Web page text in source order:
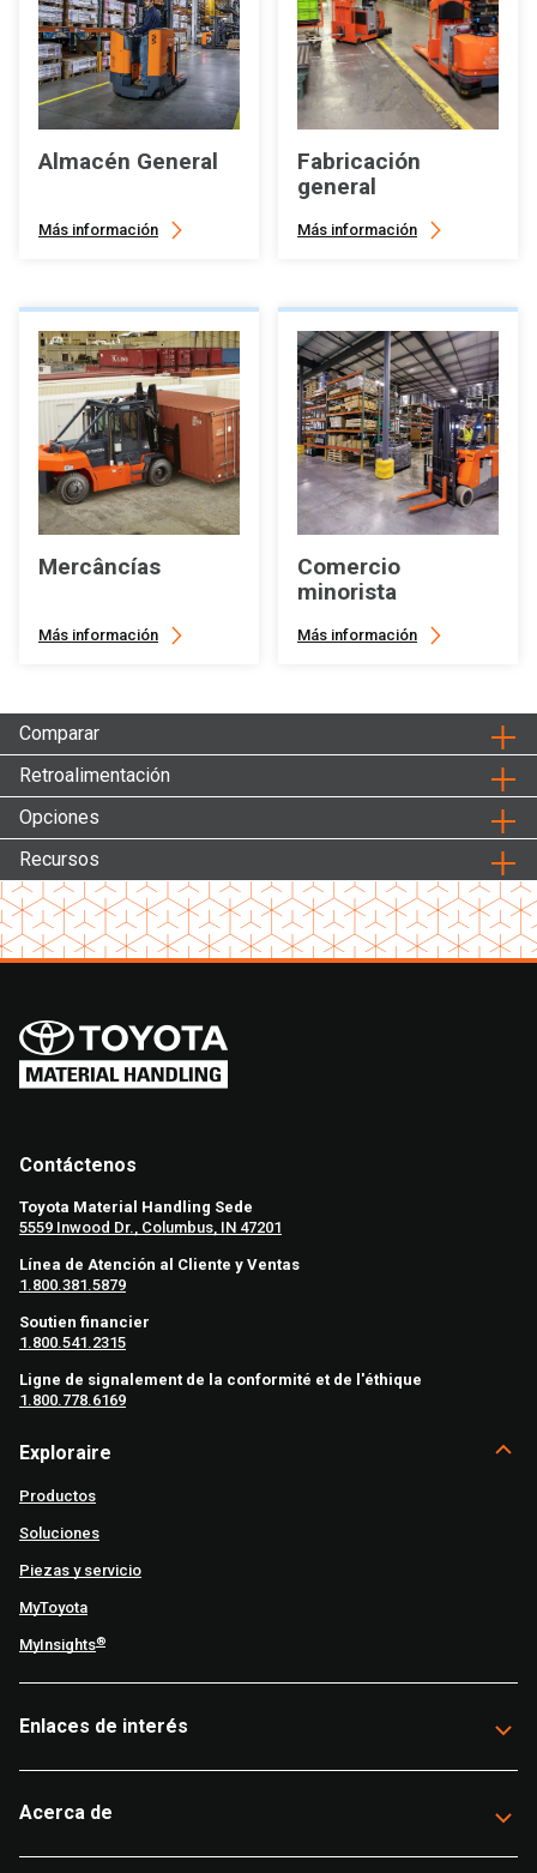
Almacén General
Más información
Fabricación
general
Más información
Mercâncías
Más información
Comercio
minorista
Más información
Comparar
Retroalimentación
Opciones
Recursos
Contáctenos
Toyota Material Handling Sede
5559 Inwood Dr., Columbus, IN 47201
Línea de Atención al Cliente y Ventas
1.800.381.5879
Soutien financier
1.800.541.2315
Ligne de signalement de la conformité et de l'éthique
1.800.778.6169
Exploraire
Productos
Soluciones
Piezas y servicio
MyToyota
MyInsights®
Enlaces de interés
Acerca de